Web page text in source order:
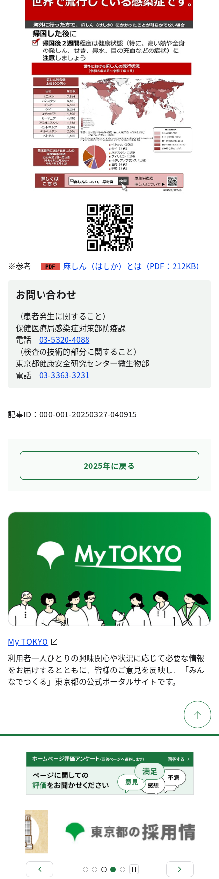
※参考 麻しん（はしか）とは（PDF：212KB）
お問い合わせ
（患者発生に関すること）
保健医療局感染症対策部防疫課
電話03-5320-4088
（検査の技術的部分に関すること）
東京都健康安全研究センター微生物部
電話03-3363-3231
記事ID：000-001-20250327-040915
2025年に戻る
My TOKYO
利用者一人ひとりの興味関心や状況に応じて必要な情報
をお届けするとともに、皆様のご意見を反映し、「みん
なでつくる」東京都の公式ポータルサイトです。